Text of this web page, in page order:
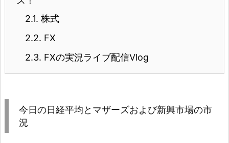
2.1. 株式
2.2. FX
2.3. FXの実況ライブ配信Vlog
今日の日経平均とマザーズおよび新興市場の市
況